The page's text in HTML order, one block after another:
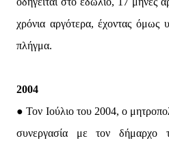
χρόνια αργότερα, έχοντας όμως
πλήγμα.
2004
● Τον Ιούλιο του 2004, ο
συνεργασία με τον δήμαρχο